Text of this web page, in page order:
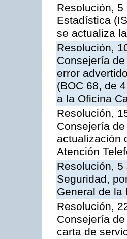
Resolución,
Estadística
se actualiza
Resolución,
Consejería
error
(BOC 68, de
a la Oficina
Resolución,
Consejería
actualización
Atención
Resolución,
Seguridad,
General de la
Resolución,
Consejería
carta de